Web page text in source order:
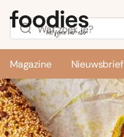
Magazine Nieuwsbrief